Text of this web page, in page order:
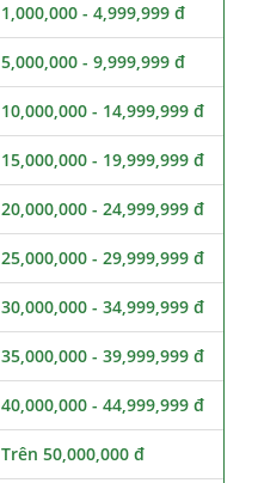
1,000,000 - 4,999,999 đ
5,000,000 - 9,999,999 đ
10,000,000 - 14,999,999 đ
15,000,000 - 19,999,999 đ
20,000,000 - 24,999,999 đ
25,000,000 - 29,999,999 đ
30,000,000 - 34,999,999 đ
35,000,000 - 39,999,999 đ
40,000,000 - 44,999,999 đ
Trên 50,000,000 đ